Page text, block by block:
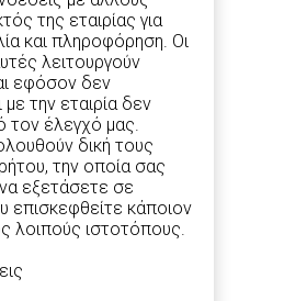
της εταιρίας για
και πληροφόρηση. Οι
λειτουργούν
εφόσον δεν
την εταιρία δεν
τον έλεγχό μας.
δική τους
την οποία σας
εξετάσετε σε
επισκεφθείτε κάποιον
λοιπούς ιστοτόπους.